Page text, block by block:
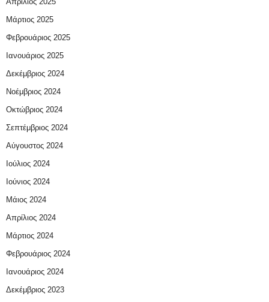
Μάρτιος 2025
Φεβρουάριος 2025
Ιανουάριος 2025
Δεκέμβριος 2024
Νοέμβριος 2024
Οκτώβριος 2024
Σεπτέμβριος 2024
Αύγουστος 2024
Ιούλιος 2024
Ιούνιος 2024
Μάιος 2024
Απρίλιος 2024
Μάρτιος 2024
Φεβρουάριος 2024
Ιανουάριος 2024
Δεκέμβριος 2023